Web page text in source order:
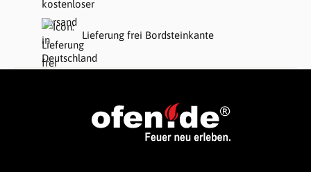
Lieferung frei Bordsteinkante